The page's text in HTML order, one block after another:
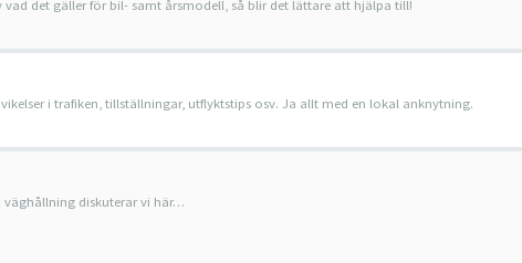
vad det gäller för bil- samt årsmodell, så blir det lättare att hjälpa till!
i trafiken, tillställningar, utflyktstips osv. Ja allt med en lokal anknytning.
väghållning diskuterar vi här…